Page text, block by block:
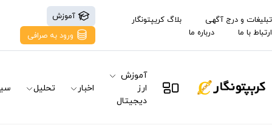
تبلیغات و درج آگهی
بلاگ کریپتونگار
ارتباط با ما
درباره ما
آموزش
ورود به صرافی
آموزش
ارز
دیجیتال
اخبار تحلیل